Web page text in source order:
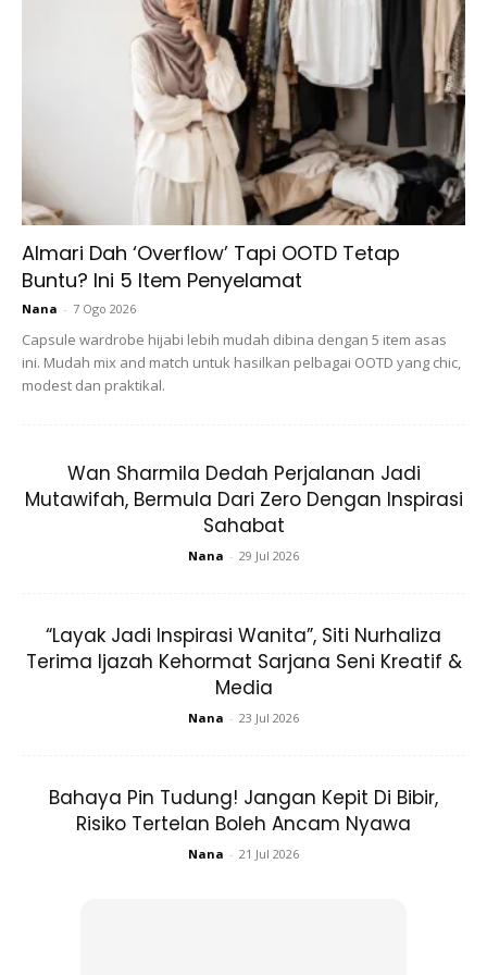
semula jadi untuk merawat kulitnya.
Rahsia kulit cantik adalah mudah
Almari Dah ‘Overflow’ Tapi OOTD Tetap
Buntu? Ini 5 Item Penyelamat
Nana - 7 Ogo 2026
Capsule wardrobe hijabi lebih mudah dibina dengan 5 item asas
ini. Mudah mix and match untuk hasilkan pelbagai OOTD yang chic,
modest dan praktikal.
Wan Sharmila Dedah Perjalanan Jadi
Mutawifah, Bermula Dari Zero Dengan Inspirasi
Sahabat
Nana - 29 Jul 2026
“Layak Jadi Inspirasi Wanita”, Siti Nurhaliza
Terima Ijazah Kehormat Sarjana Seni Kreatif &
Media
Nana - 23 Jul 2026
Bahaya Pin Tudung! Jangan Kepit Di Bibir,
Risiko Tertelan Boleh Ancam Nyawa
Nana - 21 Jul 2026